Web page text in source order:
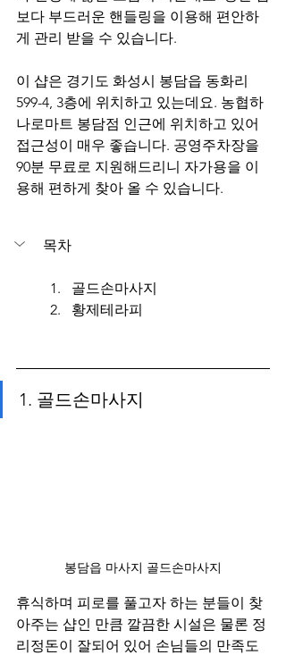
보다 부드러운 핸들링을 이용해 편안하
게 관리 받을 수 있습니다.
이 샵은 경기도 화성시 봉담읍 동화리
599-4, 3층에 위치하고 있는데요. 농협하
나로마트 봉담점 인근에 위치하고 있어
접근성이 매우 좋습니다. 공영주차장을
90분 무료로 지원해드리니 자가용을 이
용해 편하게 찾아 올 수 있습니다.
목차
골드손마사지
황제테라피
1. 골드손마사지
봉담읍 마사지 골드손마사지
휴식하며 피로를 풀고자 하는 분들이 찾
아주는 샵인 만큼 깔끔한 시설은 물론 정
리정돈이 잘되어 있어 손님들의 만족도